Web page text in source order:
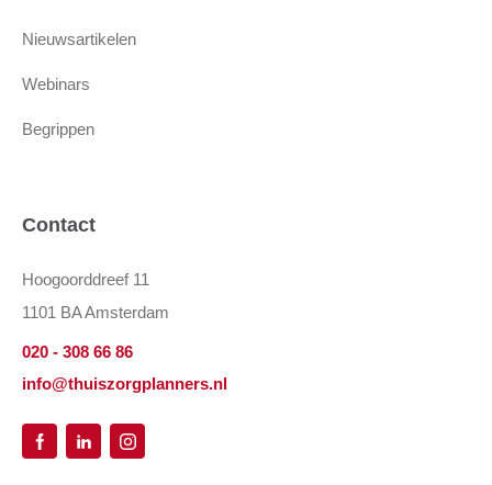
Nieuwsartikelen
Webinars
Begrippen
Contact
Hoogoorddreef 11
1101 BA Amsterdam
020 - 308 66 86
info@thuiszorgplanners.nl